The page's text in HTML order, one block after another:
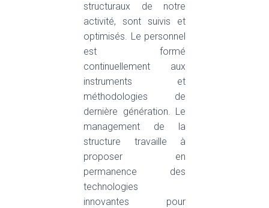
structuraux de notre
activité, sont suivis et
optimisés. Le personnel
est formé
continuellement aux
instruments et
méthodologies de
dernière génération. Le
management de la
structure travaille à
proposer en
permanence des
technologies
innovantes pour